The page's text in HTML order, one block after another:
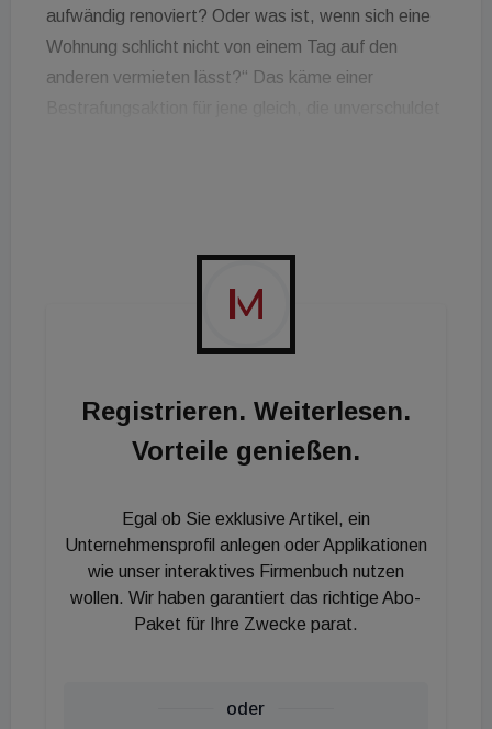
aufwändig renoviert? Oder was ist, wenn sich eine
Wohnung schlicht nicht von einem Tag auf den
anderen vermieten lässt?“ Das käme einer
Opernbesuch - genützt oder für das Enkerl
aufgehoben werden, ein Ende bereitet werden. Der
Lebensmittelpunkt ist bei vielen Mietobjekten schon
lange nicht mehr dort gegeben. Diese werden
so niedrig ist. Eine Kündigung wegen dieser
Leerstehung ist nach der Judikatur jedoch sehr
Eigentum wieder verstärkt berücksichtigt werden,
so Prunbauer: „Wir haben mit 55 Prozent eine in der
EU vergleichsweise niedrige Eigentumsquote zu
verzeichnen.“ Genau hier soll die Politik ansetzen.
Die Anschaffung wie auch die Erhaltung von
Registrieren. Weiterlesen.
Vorteile genießen.
Egal ob Sie exklusive Artikel, ein
Unternehmensprofil anlegen oder Applikationen
wie unser interaktives Firmenbuch nutzen
wollen. Wir haben garantiert das richtige Abo-
Paket für Ihre Zwecke parat.
oder